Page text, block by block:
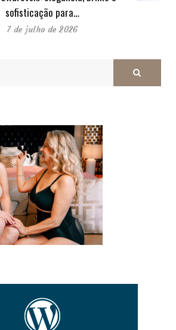
sofisticação para…
7 de julho de 2026